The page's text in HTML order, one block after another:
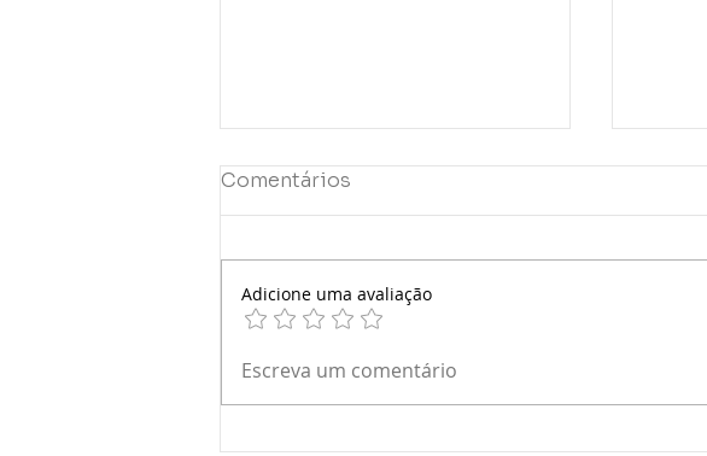
PGFN abre nova
inscritos em Dívida Ativa
Brasil
Comentários
Adicione uma avaliação
Escreva um comentário